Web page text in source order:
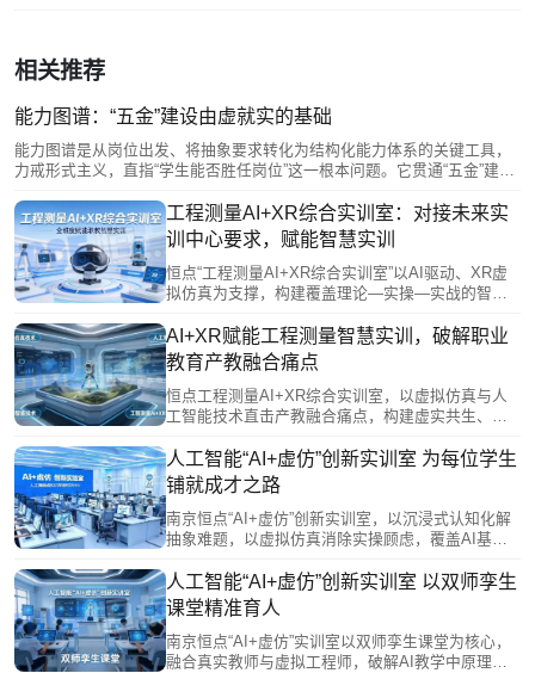
相关推荐
能力图谱：“五金”建设由虚就实的基础
能力图谱是从岗位出发、将抽象要求转化为结构化能力体系的关键工具，
力戒形式主义，直指“学生能否胜任岗位”这一根本问题。它贯通“五金”建设
方向，并指导实训基地按生产标准考核。能力图谱是连接产业需求与教学
实践的桥梁，让产教融合高质量从宏大目标走向可落地的日常教学，为学
子开辟从零到全的能力成长路径。
工程测量AI+XR综合实训室：对接未来实
训中心要求，赋能智慧实训
恒点“工程测量AI+XR综合实训室”以AI驱动、XR虚
拟仿真为支撑，构建覆盖理论—实操—实战的智慧
式互动教学及虚实融合实训系统，破解设备不足、
内容滞后、场景受限等痛点，实现精准化教学与个
性化培养，推动人才培养从传统技能型向智能复合
型升级，为测绘行业数字化转型提供高素质技术技
能人才支撑。
AI+XR赋能工程测量智慧实训，破解职业
教育产教融合痛点
恒点工程测量AI+XR综合实训室，以虚拟仿真与人
工智能技术直击产教融合痛点，构建虚实共生、数
信息壁垒，通过先虚后实、全流程协同训练，破解
设备不足、场景受限、教学脱节等难题，高度契合
未来实训中心定位。该方案推动人才培养与产业需
求精准对接，为测绘行业输送懂智能设备、通全流
程项目的复合型技术技能人才。
人工智能“AI+虚仿”创新实训室 为每位学生
铺就成才之路
南京恒点“AI+虚仿”创新实训室，以沉浸式认知化解
抽象难题，以虚拟仿真消除实操顾虑，覆盖AI基
智能网联、物联网、大模型微调及嵌入式开发等全
链路模块。通过“理论-虚拟-实践”闭环与多场景推
演，助力学生安全、高效掌握核心工程能力，为每
位学子铺就通往AI产业的成才之路。
人工智能“AI+虚仿”创新实训室 以双师孪生
课堂精准育人
南京恒点“AI+虚仿”实训室以双师孪生课堂为核心，
融合真实教师与虚拟工程师，破解AI教学中原理抽